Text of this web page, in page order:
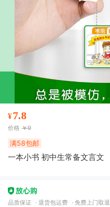
¥7.8
价格 ￥9
满58包邮
一本小书 初中生常备文言文
品质保证 退货包运费 免费上门取退